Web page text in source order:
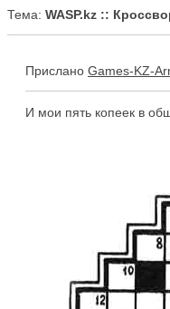
Тема: WASP.kz ::
Прислано Games-KZ-
И мои пять копеек в